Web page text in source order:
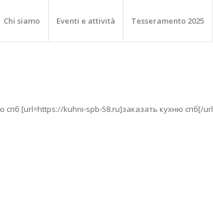
Chi siamo Eventi e attività Tesseramento 2025
спб [url=https://kuhni-spb-58.ru]заказать кухню спб[/